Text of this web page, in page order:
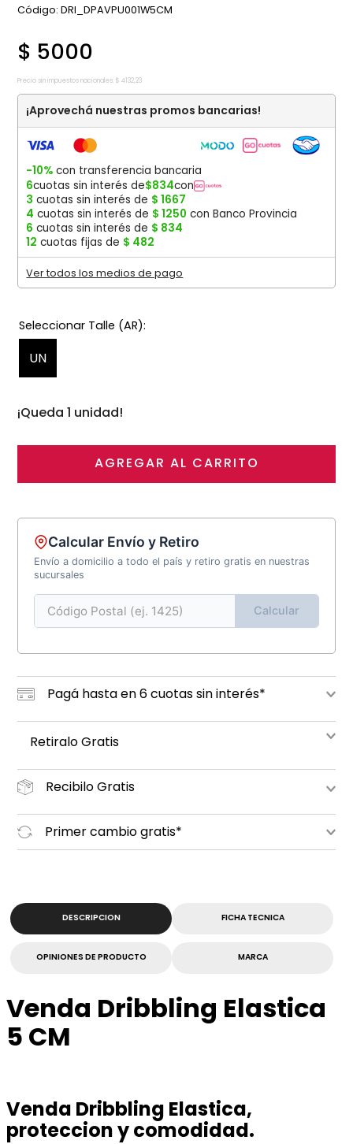
:DRI_DPAVPU001W5CM
$ 5000
Precio sin impuestos nacionales: $ 4132,23
¡Aprovechá nuestras promos bancarias!
-10% con transferencia bancaria
6cuotas sin interés de$834con
3 cuotas sin interés de $ 1667
4 cuotas sin interés de $ 1250 con Banco Provincia
6 cuotas sin interés de $ 834
12 cuotas fijas de $ 482
Ver todos los medios de pago
UN
¡Queda 1 unidad!
AGREGAR AL CARRITO
Calcular Envío y Retiro
Envío a domicilio a todo el país y retiro gratis en nuestras
sucursales
Calcular
Pagá hasta en 6 cuotas sin interés*
Retiralo Gratis
Recibilo Gratis
Primer cambio gratis*
DESCRIPCION FICHA TECNICA
OPINIONES DE PRODUCTO MARCA
Venda Dribbling Elastica
5 CM
Venda Dribbling Elastica,
proteccion y comodidad.